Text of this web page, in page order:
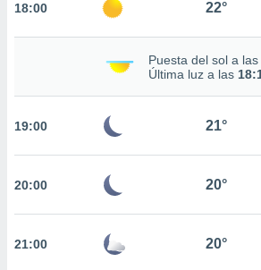
similares
sitio
posible
18:00 22°
Puesta del sol a las
Última luz a las
19:00 21°
20:00 20°
21:00 20°